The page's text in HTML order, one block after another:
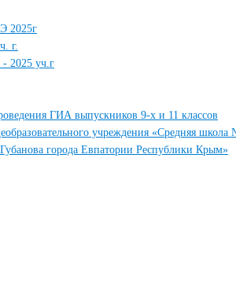
2025г
г.
- 2025 уч.г
ГИА выпускников 9-х и 11 классов
учреждения «Средняя
города Евпатории Республики Крым»